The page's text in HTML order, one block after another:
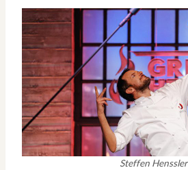
Steffen Henssler